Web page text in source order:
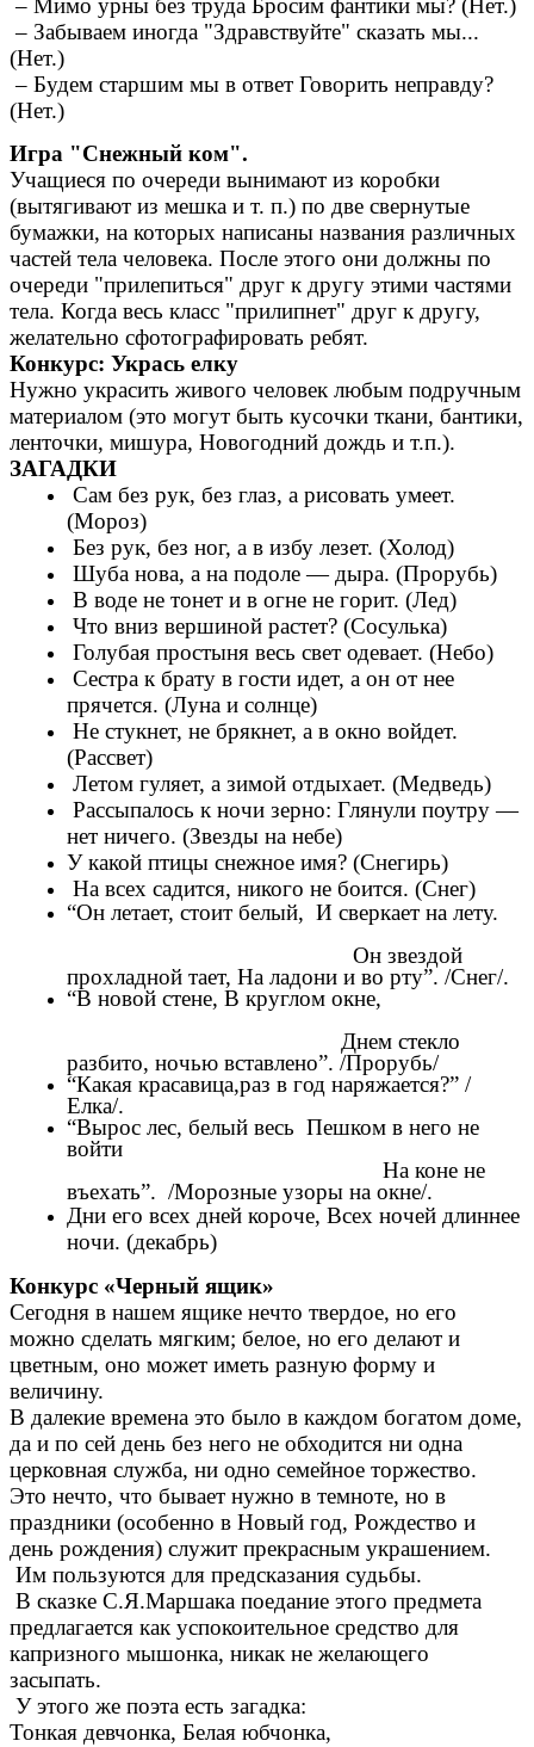
– Мимо урны без труда Бросим фантики мы? (Нет.)
– Забываем иногда "Здравствуйте" сказать мы...
(Нет.)
– Будем старшим мы в ответ Говорить неправду?
(Нет.)
Игра "Снежный ком".
Учащиеся по очереди вынимают из коробки
(вытягивают из мешка и т. п.) по две свернутые
бумажки, на которых написаны названия различных
частей тела человека. После этого они должны по
очереди "прилепиться" друг к другу этими частями
тела. Когда весь класс "прилипнет" друг к другу,
желательно сфотографировать ребят.
Конкурс: Укрась елку
Нужно украсить живого человек любым подручным
материалом (это могут быть кусочки ткани, бантики,
ленточки, мишура, Новогодний дождь и т.п.).
ЗАГАДКИ
Сам без рук, без глаз, а рисовать умеет.
(Мороз)
Без рук, без ног, а в избу лезет. (Холод)
Шуба нова, а на подоле — дыра. (Прорубь)
В воде не тонет и в огне не горит. (Лед)
Что вниз вершиной растет? (Сосулька)
Голубая простыня весь свет одевает. (Небо)
Сестра к брату в гости идет, а он от нее
прячется. (Луна и солнце)
Не стукнет, не брякнет, а в окно войдет.
(Рассвет)
Летом гуляет, а зимой отдыхает. (Медведь)
Рассыпалось к ночи зерно: Глянули поутру —
нет ничего. (Звезды на небе)
У какой птицы снежное имя? (Снегирь)
На всех садится, никого не боится. (Снег)
“Он летает, стоит белый, И сверкает на лету.
Он звездой
прохладной тает, На ладони и во рту”. /Снег/.
“В новой стене, В круглом окне,
Днем стекло
разбито, ночью вставлено”. /Прорубь/
“Какая красавица,раз в год наряжается?” /
Елка/.
“Вырос лес, белый весь Пешком в него не
войти
На коне не
въехать”. /Морозные узоры на окне/.
Дни его всех дней короче, Всех ночей длиннее
ночи. (декабрь)
Конкурс «Черный ящик»
Сегодня в нашем ящике нечто твердое, но его
можно сделать мягким; белое, но его делают и
цветным, оно может иметь разную форму и
величину.
В далекие времена это было в каждом богатом доме,
да и по сей день без него не обходится ни одна
церковная служба, ни одно семейное торжество.
Это нечто, что бывает нужно в темноте, но в
праздники (особенно в Новый год, Рождество и
день рождения) служит прекрасным украшением.
Им пользуются для предсказания судьбы.
В сказке С.Я.Маршака поедание этого предмета
предлагается как успокоительное средство для
капризного мышонка, никак не желающего
засыпать.
У этого же поэта есть загадка:
Тонкая девчонка, Белая юбчонка,